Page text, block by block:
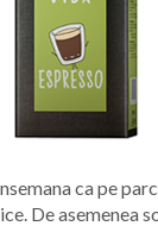
ca pe
De asemenea